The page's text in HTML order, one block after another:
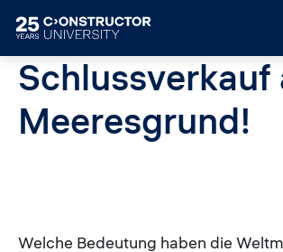
Schlussverkauf
Meeresgrund!
Welche Bedeutung haben die